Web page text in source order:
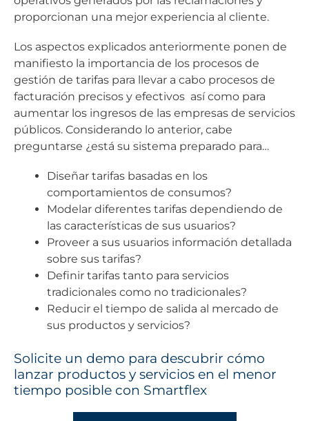
proporcionan una mejor experiencia al cliente.
Los aspectos explicados anteriormente ponen de
manifiesto la importancia de los procesos de
gestión de tarifas para llevar a cabo procesos de
facturación precisos y efectivos así como para
aumentar los ingresos de las empresas de servicios
públicos. Considerando lo anterior, cabe
preguntarse ¿está su sistema preparado para…
Diseñar tarifas basadas en los
comportamientos de consumos?
Modelar diferentes tarifas dependiendo de
las características de sus usuarios?
Proveer a sus usuarios información detallada
sobre sus tarifas?
Definir tarifas tanto para servicios
tradicionales como no tradicionales?
Reducir el tiempo de salida al mercado de
sus productos y servicios?
Solicite un demo para descubrir cómo
lanzar productos y servicios en el menor
tiempo posible con Smartflex